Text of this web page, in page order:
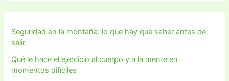
Seguridad en la montaña: lo que hay que saber antes de
salir
Qué le hace el ejercicio al cuerpo y a la mente en
momentos difíciles